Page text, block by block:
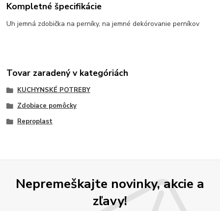
Kompletné špecifikácie
Uh jemná zdobička na perníky, na jemné dekórovanie perníkov
Tovar zaradený v kategóriách
KUCHYNSKÉ POTREBY
Zdobiace pomôcky
Reproplast
Nepremeškajte novinky, akcie a
zľavy!